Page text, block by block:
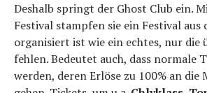
Deshalb springt der Ghost Club ein.
Festival stampfen sie ein Festival aus
organisiert ist wie ein echtes, nur die
fehlen. Bedeutet auch, dass normale
werden, deren Erlöse zu 100% an die